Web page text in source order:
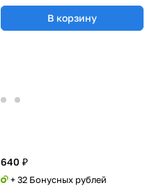
В корзину
640 ₽
+ 32 Бонусных рублей